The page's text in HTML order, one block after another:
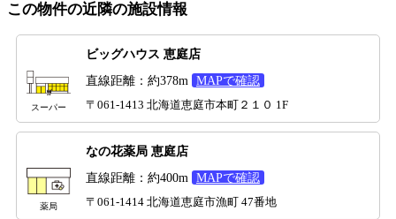
この物件の近隣の施設情報
スーパー
ビッグハウス 恵庭店
直線距離：約378m MAPで確認
〒061-1413 北海道恵庭市本町２１０ 1F
薬局
なの花薬局 恵庭店
直線距離：約400m MAPで確認
〒061-1414 北海道恵庭市漁町 47番地